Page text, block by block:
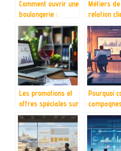
Comment ouvrir une
boulangerie :
conseils pour se
lancer
Métiers
relation
quels sont
enjeux ?
faut-il se
pour
équipe ?
Les promotions et
offres spéciales sur
le Beaujolais
Nouveau
Pourquoi
facebook
agence pour
booster
en ligne